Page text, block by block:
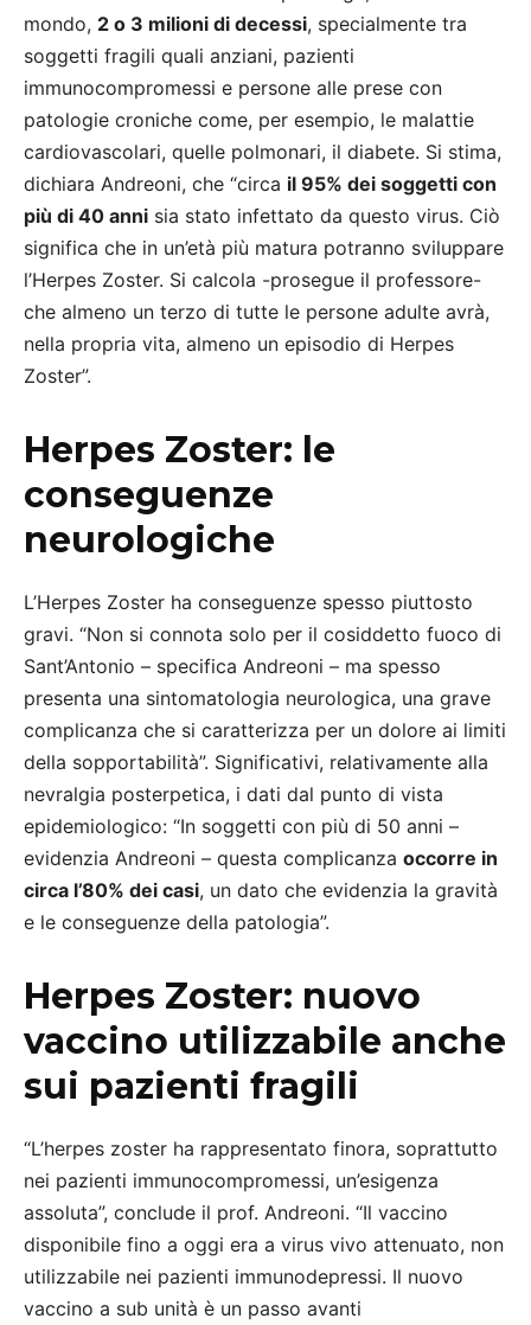
mondo, 2 o 3 milioni di decessi, specialmente tra
soggetti fragili quali anziani, pazienti
immunocompromessi e persone alle prese con
patologie croniche come, per esempio, le malattie
cardiovascolari, quelle polmonari, il diabete. Si stima,
dichiara Andreoni, che “circa il 95% dei soggetti con
più di 40 anni sia stato infettato da questo virus. Ciò
significa che in un’età più matura potranno sviluppare
l’Herpes Zoster. Si calcola -prosegue il professore-
che almeno un terzo di tutte le persone adulte avrà,
nella propria vita, almeno un episodio di Herpes
Zoster”.
Herpes Zoster: le
conseguenze
neurologiche
L’Herpes Zoster ha conseguenze spesso piuttosto
gravi. “Non si connota solo per il cosiddetto fuoco di
Sant’Antonio – specifica Andreoni – ma spesso
presenta una sintomatologia neurologica, una grave
complicanza che si caratterizza per un dolore ai limiti
della sopportabilità”. Significativi, relativamente alla
nevralgia posterpetica, i dati dal punto di vista
epidemiologico: “In soggetti con più di 50 anni –
evidenzia Andreoni – questa complicanza occorre in
circa l’80% dei casi, un dato che evidenzia la gravità
e le conseguenze della patologia”.
Herpes Zoster: nuovo
vaccino utilizzabile anche
sui pazienti fragili
“L’herpes zoster ha rappresentato finora, soprattutto
nei pazienti immunocompromessi, un’esigenza
assoluta”, conclude il prof. Andreoni. “Il vaccino
disponibile fino a oggi era a virus vivo attenuato, non
utilizzabile nei pazienti immunodepressi. Il nuovo
vaccino a sub unità è un passo avanti